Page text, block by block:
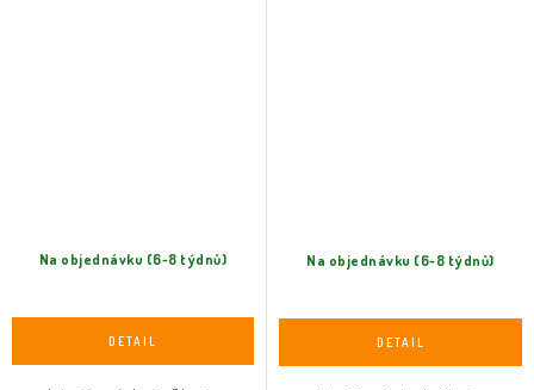
Na objednávku (6-8 týdnů) Na objednávku (6-8 týdnů)